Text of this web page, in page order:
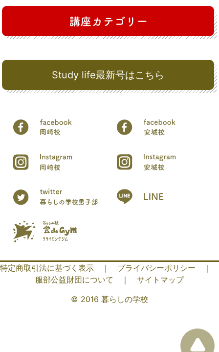
Study life最新号はこちら
特定商取引法に基づく表示 ｜ プライバシーポリシー
｜
服部公益財団について
｜
サイトマップ
© 2016 暮らしの学校